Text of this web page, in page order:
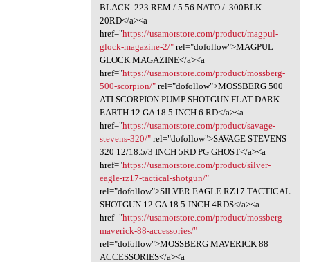
BLACK .223 REM / 5.56 NATO / .300BLK
20RD</a><a
href="https://usamorstore.com/product/magpul-
glock-magazine-2/"rel="dofollow">MAGPUL
GLOCK MAGAZINE</a><a
href="https://usamorstore.com/product/mossberg-
500-scorpion/"rel="dofollow">MOSSBERG 500
ATI SCORPION PUMP SHOTGUN FLAT DARK
EARTH 12 GA 18.5 INCH 6 RD</a><a
href="https://usamorstore.com/product/savage-
stevens-320/"rel="dofollow">SAVAGE STEVENS
320 12/18.5/3 INCH 5RD PG GHOST</a><a
href="https://usamorstore.com/product/silver-
eagle-rz17-tactical-shotgun/"
rel="dofollow">SILVER EAGLE RZ17 TACTICAL
SHOTGUN 12 GA 18.5-INCH 4RDS</a><a
href="https://usamorstore.com/product/mossberg-
maverick-88-accessories/"
rel="dofollow">MOSSBERG MAVERICK 88
ACCESSORIES</a><a